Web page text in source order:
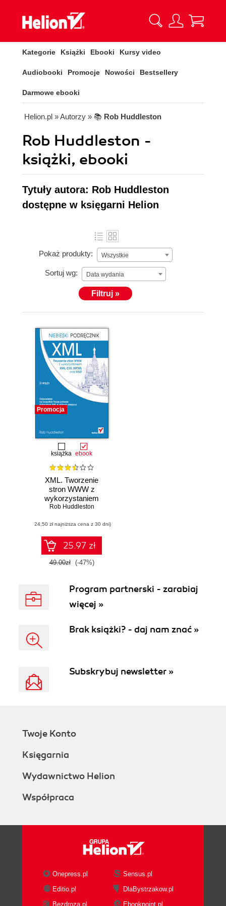
Kategorie Książki Ebooki Kursy video
Audiobooki Promocje Nowości Bestsellery
Darmowe ebooki
Helion.pl » Autorzy » 📚 Rob Huddleston
Rob Huddleston -
książki, ebooki
Tytuły autora: Rob Huddleston
dostępne w księgarni Helion
Pokaż produkty: Wszystkie
Sortuj wg: Data wydania
Filtruj »
Promocja
książka ebook
XML. Tworzenie
stron WWW z
wykorzystaniem
XML, CSS,
Niebieski
podręcznik
Rob Huddleston
(24,50 zł najniższa cena z 30 dni)
25.97 zł
49.00zł (-47%)
Program partnerski - zarabiaj
więcej »
Brak książki? - daj nam znać »
Subskrybuj newsletter »
Twoje Konto
Księgarnia
Wydawnictwo Helion
Współpraca
Onepress.pl
Sensus.pl
Editio.pl
DlaBystrzakow.pl
Bezdroza.pl
Ebookpoint.pl